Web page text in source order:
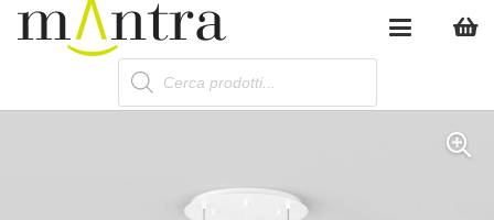
Products
search